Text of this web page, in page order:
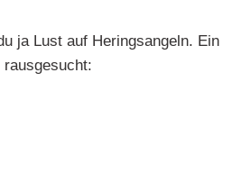
ja Lust auf Heringsangeln. Ein
rausgesucht: